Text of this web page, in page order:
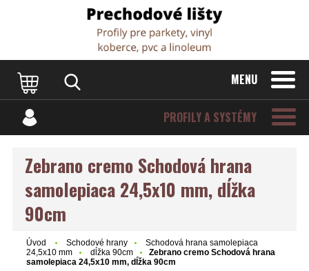
MENU
PROFILY A SYSTÉMY
Zebrano cremo Schodová hrana
samolepiaca 24,5x10 mm, dĺžka
90cm
Úvod Schodové hrany
Schodová hrana samolepiaca
24,5x10 mm
dĺžka 90cm
Zebrano cremo Schodová hrana
samolepiaca 24,5x10 mm, dĺžka 90cm
Dvere Podlahy